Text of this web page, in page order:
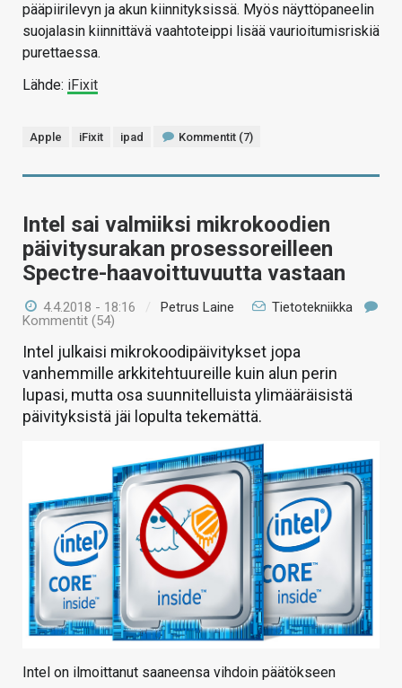
pääpiirilevyn ja akun kiinnityksissä. Myös näyttöpaneelin
suojalasin kiinnittävä vaahtoteippi lisää vaurioitumisriskiä
purettaessa.
Lähde: iFixit
Apple iFixit ipad Kommentit (7)
Intel sai valmiiksi mikrokoodien
päivitysurakan prosessoreilleen
Spectre-haavoittuvuutta vastaan
4.4.2018 - 18:16 / Petrus Laine
Tietotekniikka
Kommentit (54)
Intel julkaisi mikrokoodipäivitykset jopa
vanhemmille arkkitehtuureille kuin alun perin
lupasi, mutta osa suunnitelluista ylimääräisistä
päivityksistä jäi lopulta tekemättä.
Intel on ilmoittanut saaneensa vihdoin päätökseen